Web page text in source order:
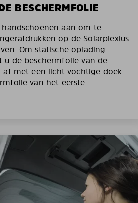
BESCHERMFOLIE
aan om te
op de Solarplexius
Om statische oplading
u de beschermfolie van de
af met een licht vochtige doek.
van het eerste